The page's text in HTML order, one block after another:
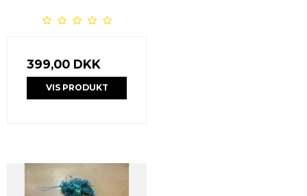
399,00 DKK
VIS PRODUKT